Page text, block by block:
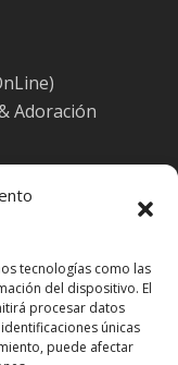
tecnologías como las
del dispositivo. El
procesar datos
únicas
puede afectar
Adoración